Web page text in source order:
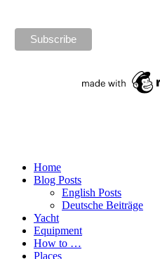
Home
Blog Posts
English Posts
Deutsche Beiträge
Yacht
Equipment
How to …
Places